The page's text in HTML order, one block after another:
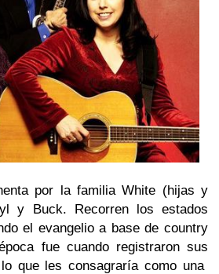
por la familia White (hijas y
y Buck. Recorren los estados
el evangelio a base de country
fue cuando registraron sus
que les consagraría como una